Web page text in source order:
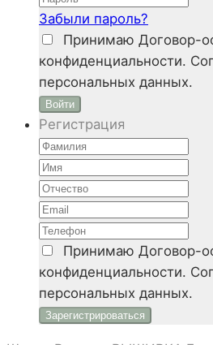
Забыли пароль?
Принимаю Договор-
конфиденциальности.
персональных данных.
Войти
Регистрация
Принимаю Договор-
конфиденциальности.
персональных данных.